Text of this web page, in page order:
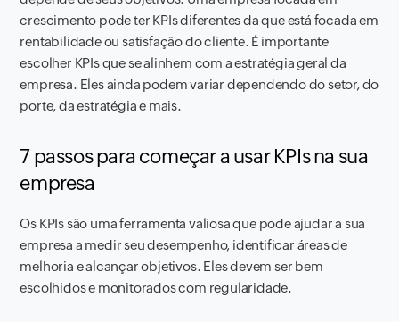
crescimento pode ter KPIs diferentes da que está focada em
rentabilidade ou satisfação do cliente. É importante
escolher KPIs que se alinhem com a estratégia geral da
empresa. Eles ainda podem variar dependendo do setor, do
porte, da estratégia e mais.
7 passos para começar a usar KPIs na sua
empresa
Os KPIs são uma ferramenta valiosa que pode ajudar a sua
empresa a medir seu desempenho, identificar áreas de
melhoria e alcançar objetivos. Eles devem ser bem
escolhidos e monitorados com regularidade.